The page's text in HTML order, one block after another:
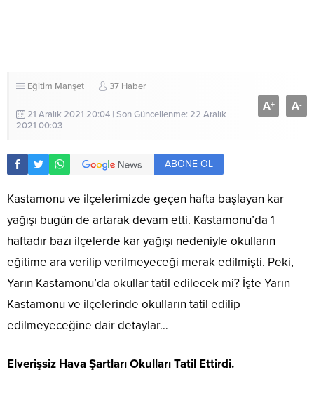
Eğitim Manşet 37 Haber
21 Aralık 2021 20:04 | Son Güncellenme: 22 Aralık
2021 00:03
A+ A-
ABONE OL
Kastamonu ve ilçelerimizde geçen hafta başlayan kar
yağışı bugün de artarak devam etti. Kastamonu’da 1
haftadır bazı ilçelerde kar yağışı nedeniyle okulların
eğitime ara verilip verilmeyeceği merak edilmişti. Peki,
Yarın Kastamonu’da okullar tatil edilecek mi? İşte Yarın
Kastamonu ve ilçelerinde okulların tatil edilip
edilmeyeceğine dair detaylar…
Elverişsiz Hava Şartları Okulları Tatil Ettirdi.